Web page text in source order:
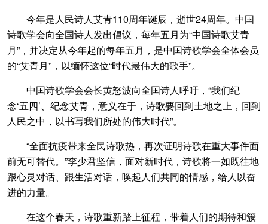
今年是人民诗人艾青110周年诞辰，逝世24周年。中国
诗歌学会向全国诗人发出倡议，每年五月为“中国诗歌艾青
月”，并决定从今年起的每年五月，是中国诗歌学会全体会员
的“艾青月”，以缅怀这位“时代最伟大的歌手”。
中国诗歌学会会长黄怒波向全国诗人呼吁，“我们纪
念‘五四’、纪念艾青，意义在于，诗歌要回到土地之上，回到
人民之中，以书写我们所处的伟大时代”。
“全面抗疫带来全民诗歌热，再次证明诗歌在重大事件面
前无可替代。”李少君坚信，面对新时代，诗歌将一如既往地
跟心灵对话、跟生活对话，唤起人们共同的情感，给人以奋
进的力量。
在这个春天，诗歌重新踏上征程，带着人们的期待和簇